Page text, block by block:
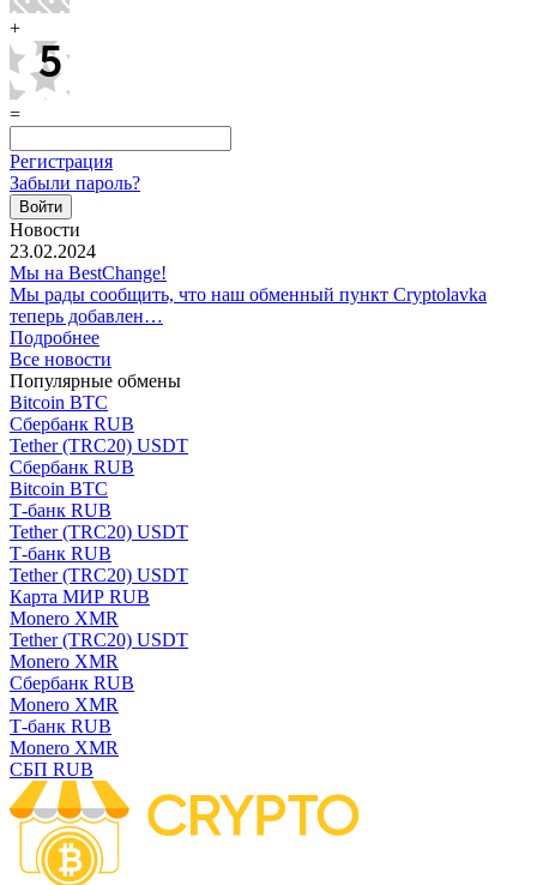
+
=
Регистрация
Забыли пароль?
Новости
23.02.2024
Мы на BestChange!
Мы рады сообщить, что наш обменный пункт Cryptolavka
теперь добавлен…
Подробнее
Все новости
Популярные обмены
Bitcoin BTC
Сбербанк RUB
Tether (TRC20) USDT
Сбербанк RUB
Bitcoin BTC
Т-банк RUB
Tether (TRC20) USDT
Т-банк RUB
Tether (TRC20) USDT
Карта МИР RUB
Monero XMR
Tether (TRC20) USDT
Monero XMR
Сбербанк RUB
Monero XMR
Т-банк RUB
Monero XMR
СБП RUB